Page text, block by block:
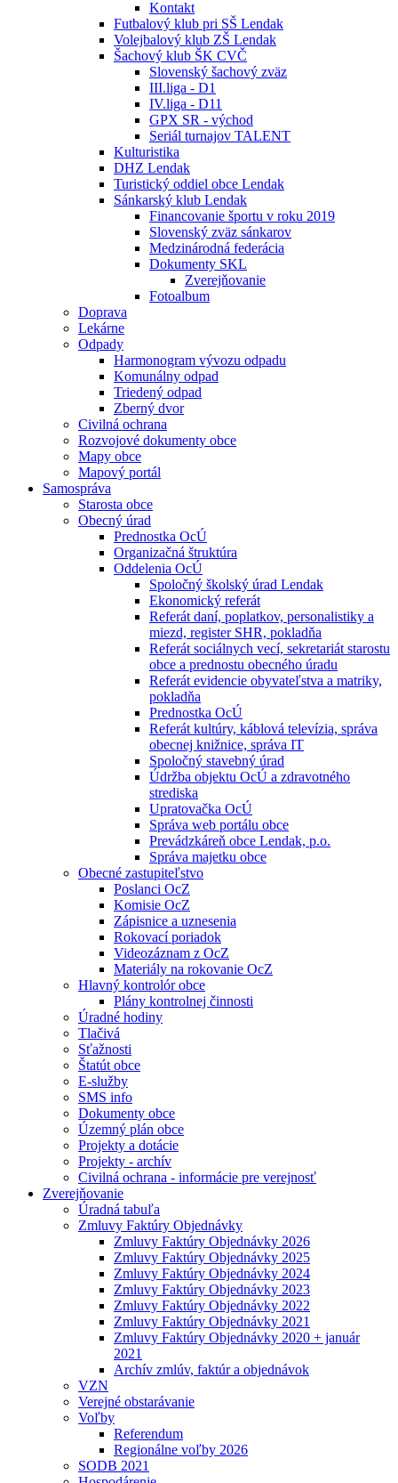
Kontakt
Futbalový klub pri SŠ Lendak
Volejbalový klub ZŠ Lendak
Šachový klub ŠK CVČ
Slovenský šachový zväz
III.liga - D1
IV.liga - D11
GPX SR - východ
Seriál turnajov TALENT
Kulturistika
DHZ Lendak
Turistický oddiel obce Lendak
Sánkarský klub Lendak
Financovanie športu v roku 2019
Slovenský zväz sánkarov
Medzinárodná federácia
Dokumenty SKL
Zverejňovanie
Fotoalbum
Doprava
Lekárne
Odpady
Harmonogram vývozu odpadu
Komunálny odpad
Triedený odpad
Zberný dvor
Civilná ochrana
Rozvojové dokumenty obce
Mapy obce
Mapový portál
Samospráva
Starosta obce
Obecný úrad
Prednostka OcÚ
Organizačná štruktúra
Oddelenia OcÚ
Spoločný školský úrad Lendak
Ekonomický referát
Referát daní, poplatkov, personalistiky a
miezd, register SHR, pokladňa
Referát sociálnych vecí, sekretariát starostu
obce a prednostu obecného úradu
Referát evidencie obyvateľstva a matriky,
pokladňa
Prednostka OcÚ
Referát kultúry, káblová televízia, správa
obecnej knižnice, správa IT
Spoločný stavebný úrad
Údržba objektu OcÚ a zdravotného
strediska
Upratovačka OcÚ
Správa web portálu obce
Prevádzkáreň obce Lendak, p.o.
Správa majetku obce
Obecné zastupiteľstvo
Poslanci OcZ
Komisie OcZ
Zápisnice a uznesenia
Rokovací poriadok
Videozáznam z OcZ
Materiály na rokovanie OcZ
Hlavný kontrolór obce
Plány kontrolnej činnosti
Úradné hodiny
Tlačivá
Sťažnosti
Štatút obce
E-služby
SMS info
Dokumenty obce
Územný plán obce
Projekty a dotácie
Projekty - archív
Civilná ochrana - informácie pre verejnosť
Zverejňovanie
Úradná tabuľa
Zmluvy Faktúry Objednávky
Zmluvy Faktúry Objednávky 2026
Zmluvy Faktúry Objednávky 2025
Zmluvy Faktúry Objednávky 2024
Zmluvy Faktúry Objednávky 2023
Zmluvy Faktúry Objednávky 2022
Zmluvy Faktúry Objednávky 2021
Zmluvy Faktúry Objednávky 2020 + január
2021
Archív zmlúv, faktúr a objednávok
VZN
Verejné obstarávanie
Voľby
Referendum
Regionálne voľby 2026
SODB 2021